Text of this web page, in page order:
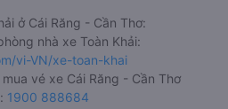
ở Cái Răng - Cần Thơ:
nhà xe Toàn Khải:
vi-VN/xe-toan-khai
vé xe Cái Răng - Cần Thơ
1900 888684